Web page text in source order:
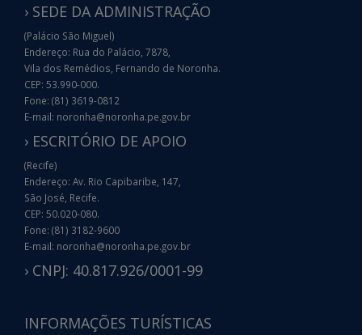
› SEDE DA ADMINISTRAÇÃO
(Palácio São Miguel)
Endereço: Rua do Palácio, 7878,
Vila dos Remédios, Fernando de Noronha.
CEP: 53.990-000.
Fone: (81) 3619-0812
E-mail: noronha@noronha.pe.gov.br
› ESCRITÓRIO DE APOIO
(Recife)
Endereço: Av. Rio Capibaribe, 147,
São José, Recife.
CEP: 50.020-080.
Fone: (81) 3182-9600
E-mail: noronha@noronha.pe.gov.br
› CNPJ: 40.817.926/0001-99
INFORMAÇÕES TURÍSTICAS